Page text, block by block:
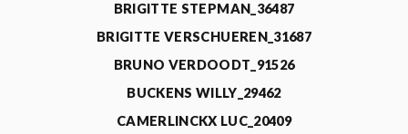
BRIGITTE STEPMAN_36487
BRIGITTE VERSCHUEREN_31687
BRUNO VERDOODT_91526
BUCKENS WILLY_29462
CAMERLINCKX LUC_20409